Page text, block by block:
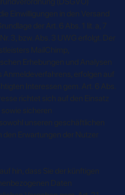
Einwilligungen in den Versand
der Art. 6 Abs. 1 lit. a, 7
3, bzw. Abs. 3 UWG erfolgt. Der
MailChimp,
Erhebungen und Analysen
Anmeldeverfahrens, erfolgen auf
Interessen gem. Art. 6 Abs.
richtet sich auf den Einsatz
sicheren
unseren geschäftlichen
den Erwartungen der Nutzer
hin, dass Sie der künftigen
Daten